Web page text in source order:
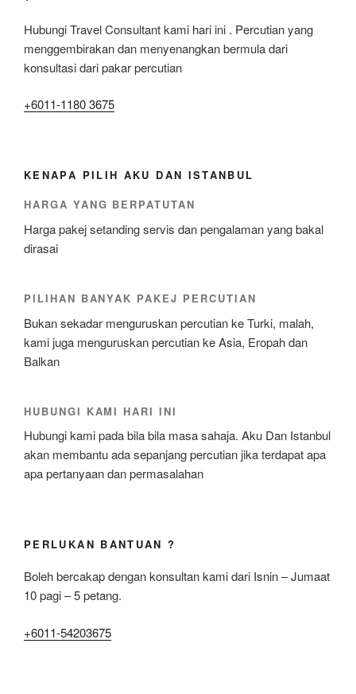
Hubungi Travel Consultant kami hari ini . Percutian yang
menggembirakan dan menyenangkan bermula dari
konsultasi dari pakar percutian
+6011-1180 3675
KENAPA PILIH AKU DAN ISTANBUL
HARGA YANG BERPATUTAN
Harga pakej setanding servis dan pengalaman yang bakal
dirasai
PILIHAN BANYAK PAKEJ PERCUTIAN
Bukan sekadar menguruskan percutian ke Turki, malah,
kami juga menguruskan percutian ke Asia, Eropah dan
Balkan
HUBUNGI KAMI HARI INI
Hubungi kami pada bila bila masa sahaja. Aku Dan Istanbul
akan membantu ada sepanjang percutian jika terdapat apa
apa pertanyaan dan permasalahan
PERLUKAN BANTUAN ?
Boleh bercakap dengan konsultan kami dari Isnin – Jumaat
10 pagi – 5 petang.
+6011-54203675